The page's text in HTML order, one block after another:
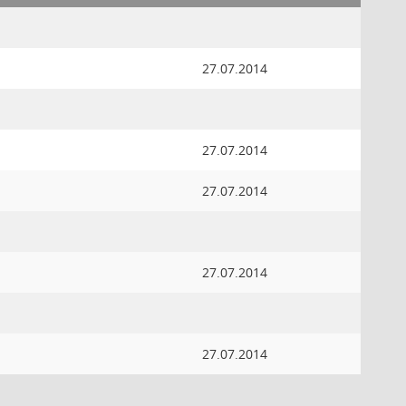
27.07.2014
27.07.2014
27.07.2014
27.07.2014
27.07.2014